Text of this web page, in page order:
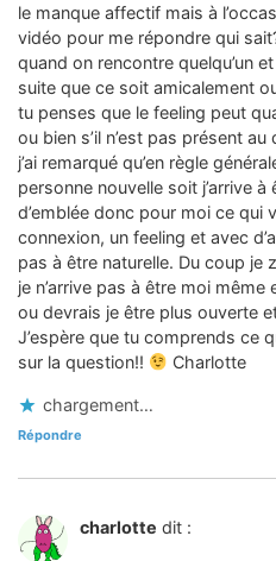
le manque affectif mais à
vidéo pour me répondre qui
quand on rencontre quelqu’un
suite que ce soit amicalement
tu penses que le feeling peut
ou bien s’il n’est pas présent
j’ai remarqué qu’en règle
personne nouvelle soit j’arrive
d’emblée donc pour moi ce qui
connexion, un feeling et avec
pas à être naturelle. Du coup je
je n’arrive pas à être moi
ou devrais je être plus ouverte
J’espère que tu comprends ce
sur la question!!
Charlotte
chargement…
Répondre
charlotte dit :